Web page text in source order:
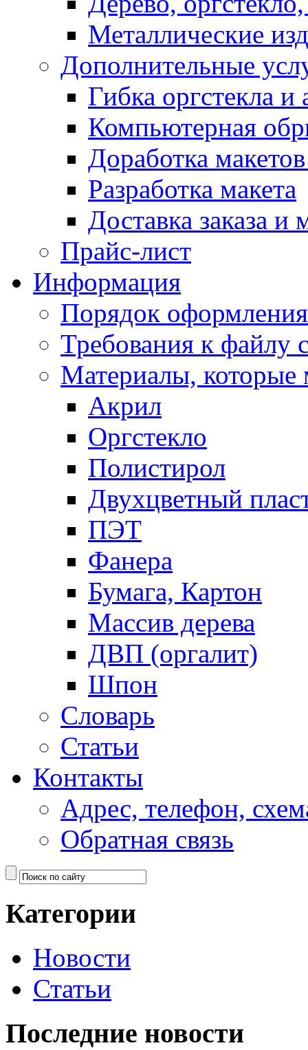
Металлические
Дополнительные
Гибка оргстекла
Компьютерная
Доработка макетов
Разработка макета
Доставка заказа и
Прайс-лист
Информация
Порядок оформления
Требования к файлу
Материалы, которые
Акрил
Оргстекло
Полистирол
Двухцветный
ПЭТ
Фанера
Бумага, Картон
Массив дерева
ДВП (оргалит)
Шпон
Словарь
Статьи
Контакты
Адрес, телефон,
Обратная связь
Категории
Новости
Статьи
Последние новости